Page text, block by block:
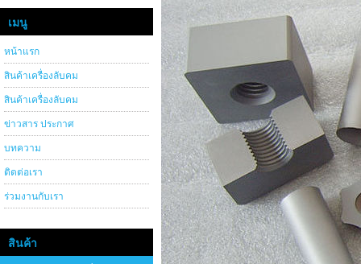
เมนู
หน้าแรก
สินค้าเครื่องลับคม
สินค้าเครื่องลับคม
ข่าวสาร ประกาศ
บทความ
ติดต่อเรา
ร่วมงานกับเรา
สินค้า